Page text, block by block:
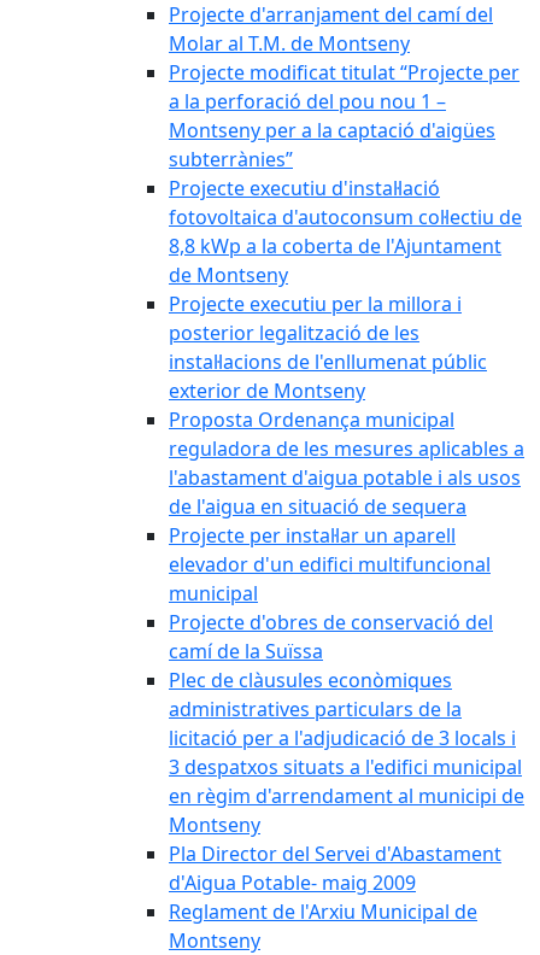
Projecte d'arranjament del camí del
Molar al T.M. de Montseny
Projecte modificat titulat “Projecte per
a la perforació del pou nou 1 –
Montseny per a la captació d'aigües
subterrànies”
Projecte executiu d'instal·lació
fotovoltaica d'autoconsum col·lectiu de
8,8 kWp a la coberta de l'Ajuntament
de Montseny
Projecte executiu per la millora i
posterior legalització de les
instal·lacions de l'enllumenat públic
exterior de Montseny
Proposta Ordenança municipal
reguladora de les mesures aplicables a
l'abastament d'aigua potable i als usos
de l'aigua en situació de sequera
Projecte per instal·lar un aparell
elevador d'un edifici multifuncional
municipal
Projecte d'obres de conservació del
camí de la Suïssa
Plec de clàusules econòmiques
administratives particulars de la
licitació per a l'adjudicació de 3 locals i
3 despatxos situats a l'edifici municipal
en règim d'arrendament al municipi de
Montseny
Pla Director del Servei d'Abastament
d'Aigua Potable- maig 2009
Reglament de l'Arxiu Municipal de
Montseny